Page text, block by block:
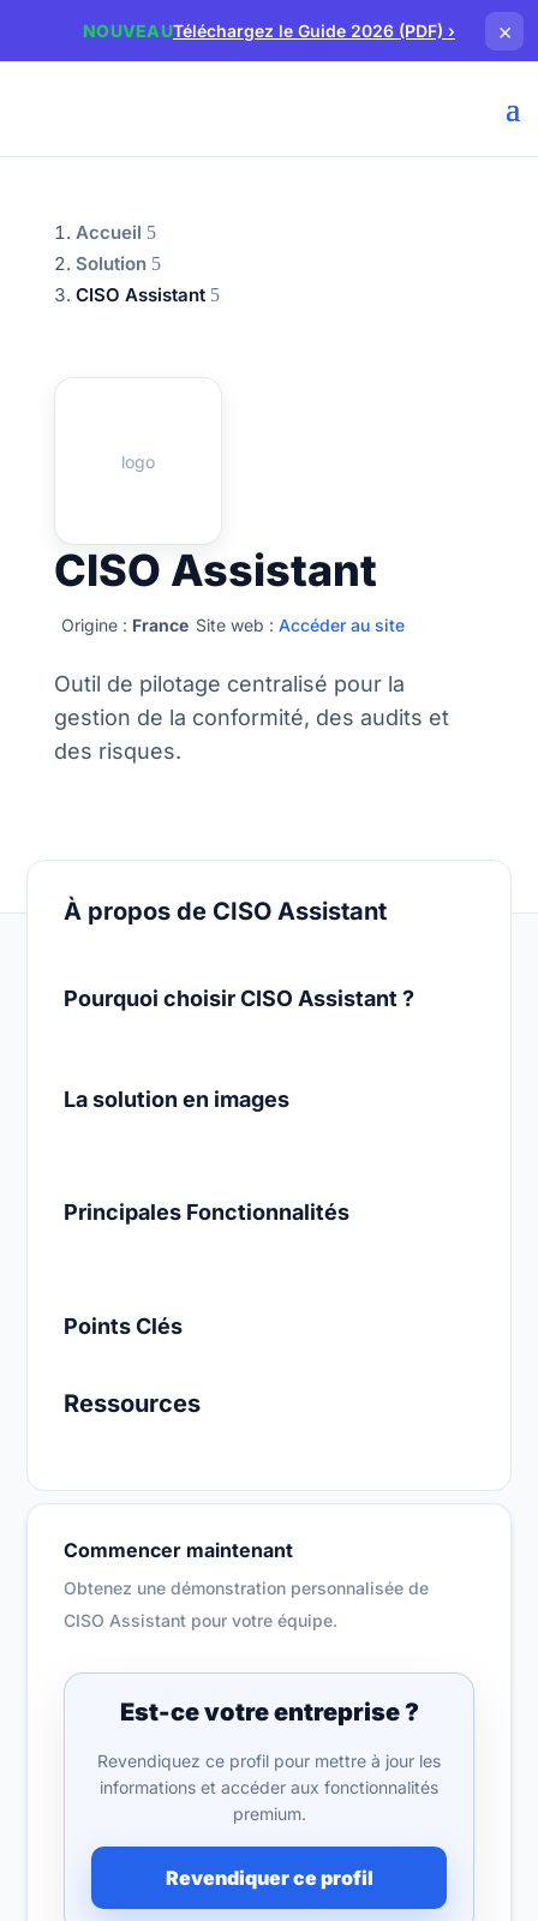
NOUVEAUTéléchargez le Guide 2026 (PDF)› ×
Accueil
Solution
CISO Assistant
logo
CISO Assistant
Origine : France Site web : Accéder au site
Outil de pilotage centralisé pour la
gestion de la conformité, des audits et
des risques.
À propos de CISO Assistant
Pourquoi choisir CISO Assistant ?
La solution en images
Principales Fonctionnalités
Points Clés
Ressources
Commencer maintenant
Obtenez une démonstration personnalisée de
CISO Assistant pour votre équipe.
Est-ce votre entreprise ?
Revendiquez ce profil pour mettre à jour les
informations et accéder aux fonctionnalités
premium.
Revendiquer ce profil